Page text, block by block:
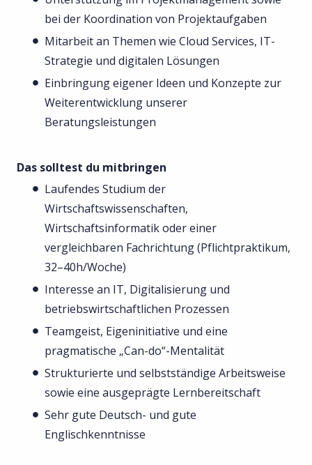
bei der Koordination von Projektaufgaben
Mitarbeit an Themen wie Cloud Services, IT-
Strategie und digitalen Lösungen
Einbringung eigener Ideen und Konzepte zur
Weiterentwicklung unserer
Beratungsleistungen
Das solltest du mitbringen
Laufendes Studium der
Wirtschaftswissenschaften,
Wirtschaftsinformatik oder einer
vergleichbaren Fachrichtung (Pflichtpraktikum,
32–40h/Woche)
Interesse an IT, Digitalisierung und
betriebswirtschaftlichen Prozessen
Teamgeist, Eigeninitiative und eine
pragmatische „Can-do“-Mentalität
Strukturierte und selbstständige Arbeitsweise
sowie eine ausgeprägte Lernbereitschaft
Sehr gute Deutsch- und gute
Englischkenntnisse